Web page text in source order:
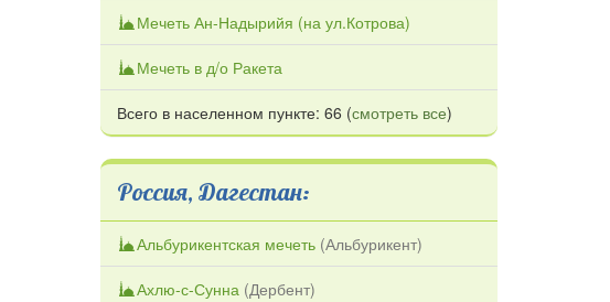
Мечеть Ан-Надырийя (на ул.Котрова)
Мечеть в д/о Ракета
Всего в населенном пункте: 66 (смотреть все)
Россия, Дагестан:
Альбурикентская мечеть (Альбурикент)
Ахлю-с-Сунна (Дербент)